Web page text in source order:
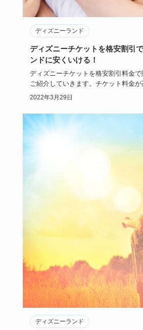
ディズニーランド
ディズニーチケットを格安割引
ンドに安くいける！
ディズニーチケットを格安割引料金
ご紹介していきます。チケット料金
ニーランドに行…
2022年3月29日
ディズニーランド